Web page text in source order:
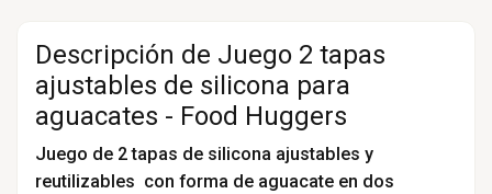
Descripción de Juego 2 tapas
ajustables de silicona para
aguacates - Food Huggers
Juego de 2 tapas de silicona ajustables y
reutilizables con forma de aguacate en dos